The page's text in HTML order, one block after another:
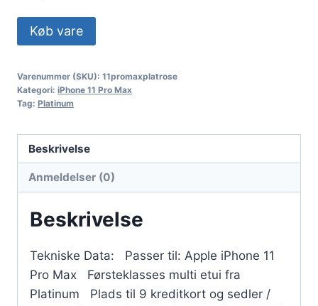
Køb vare
Varenummer (SKU): 11promaxplatrose
Kategori: iPhone 11 Pro Max
Tag: Platinum
Beskrivelse
Anmeldelser (0)
Beskrivelse
Tekniske Data: Passer til: Apple iPhone 11
Pro Max Førsteklasses multi etui fra
Platinum Plads til 9 kreditkort og sedler /